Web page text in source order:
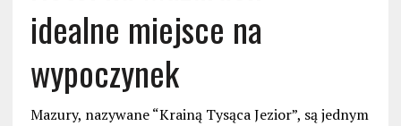
idealne miejsce na
wypoczynek
Mazury, nazywane “Krainą Tysąca Jezior”, są jednym